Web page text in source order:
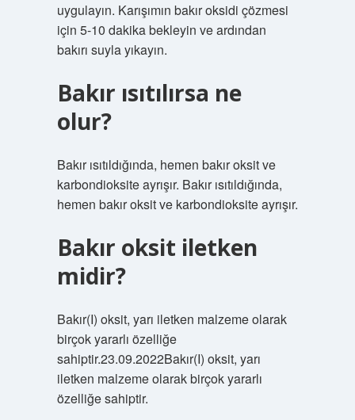
uygulayın. Karışımın bakır oksidi çözmesi
için 5-10 dakika bekleyin ve ardından
bakırı suyla yıkayın.
Bakır ısıtılırsa ne
olur?
Bakır ısıtıldığında, hemen bakır oksit ve
karbondioksite ayrışır. Bakır ısıtıldığında,
hemen bakır oksit ve karbondioksite ayrışır.
Bakır oksit iletken
midir?
Bakır(I) oksit, yarı iletken malzeme olarak
birçok yararlı özelliğe
sahiptir.23.09.2022Bakır(I) oksit, yarı
iletken malzeme olarak birçok yararlı
özelliğe sahiptir.